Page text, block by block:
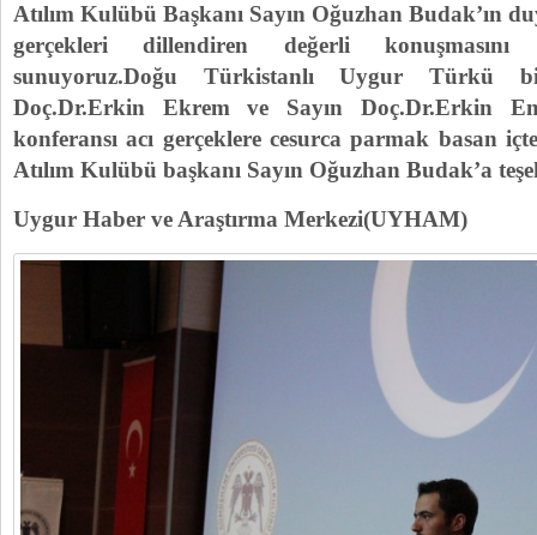
Atılım Kulübü Başkanı Sayın Oğuzhan Budak’ın
gerçekleri dillendiren değerli konuşmasını
sunuyoruz.Doğu Türkistanlı Uygur Türkü
Doç.Dr.Erkin Ekrem ve Sayın Doç.Dr.Erkin
konferansı acı gerçeklere cesurca parmak basan
Atılım Kulübü başkanı Sayın Oğuzhan Budak’a
Uygur Haber ve Araştırma Merkezi(UYHAM)